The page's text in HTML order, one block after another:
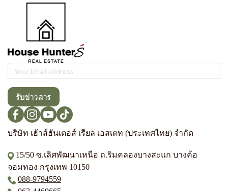
รับข่าวสาร
บริษัท เฮ้าส์ฮันเตอส์ เรียล เอสเตท (ประเทศไทย) จำกัด
15/50 ซ.เลิศพัฒนาเหนือ ถ.ริมคลองบางสะแก บางค้อ
จอมทอง กรุงเทพ 10150
088-9794559